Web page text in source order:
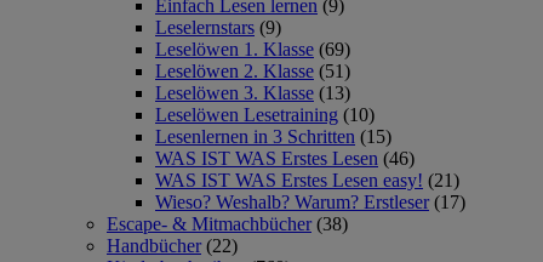
Einfach Lesen lernen (9)
Leselernstars (9)
Leselöwen 1. Klasse (69)
Leselöwen 2. Klasse (51)
Leselöwen 3. Klasse (13)
Leselöwen Lesetraining (10)
Lesenlernen in 3 Schritten (15)
WAS IST WAS Erstes Lesen (46)
WAS IST WAS Erstes Lesen easy! (21)
Wieso? Weshalb? Warum? Erstleser (17)
Escape- & Mitmachbücher (38)
Handbücher (22)